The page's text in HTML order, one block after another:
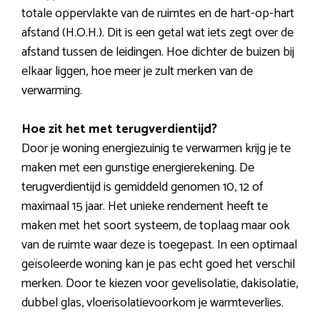
totale oppervlakte van de ruimtes en de hart-op-hart
afstand (H.O.H.). Dit is een getal wat iets zegt over de
afstand tussen de leidingen. Hoe dichter de buizen bij
elkaar liggen, hoe meer je zult merken van de
verwarming.
Hoe zit het met terugverdientijd?
Door je woning energiezuinig te verwarmen krijg je te
maken met een gunstige energierekening. De
terugverdientijd is gemiddeld genomen 10, 12 of
maximaal 15 jaar. Het unieke rendement heeft te
maken met het soort systeem, de toplaag maar ook
van de ruimte waar deze is toegepast. In een optimaal
geïsoleerde woning kan je pas echt goed het verschil
merken. Door te kiezen voor gevelisolatie, dakisolatie,
dubbel glas, vloerisolatievoorkom je warmteverlies.